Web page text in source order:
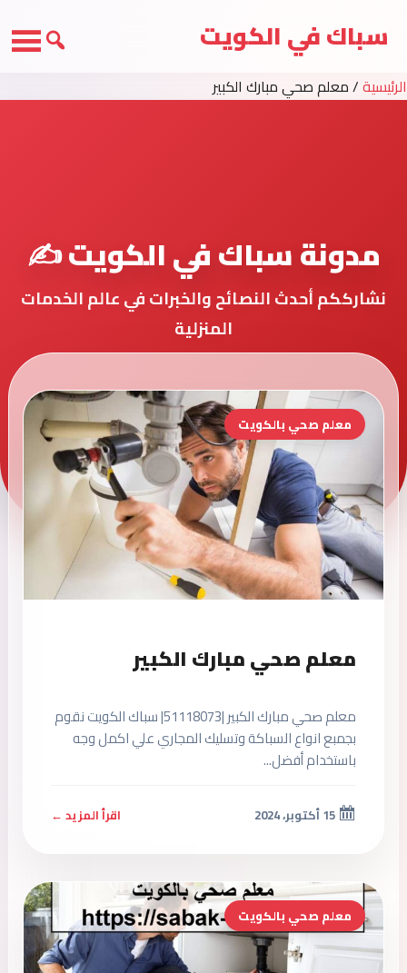
سباك في الكويت
الرئيسية/معلم صحي مبارك الكبير
مدونة سباك في الكويت ✍️
نشارككم أحدث النصائح والخبرات في عالم الخدمات
المنزلية
معلم صحي بالكويت
معلم صحي مبارك الكبير
معلم صحي مبارك الكبير |51118073| سباك الكويت نقوم
بجمبع انواع السباكة وتسليك المجاري علي اكمل وجه
باستخدام أفضل...
اقرأ المزيد ←
معلم صحي بالكويت